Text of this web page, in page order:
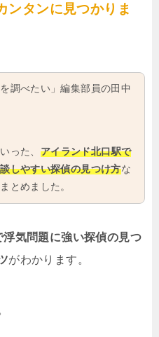
ンタンに見つかりま
調べたい」編集部員の田中
った、 アイランド北口駅で
しやすい探偵の見つけ方な
とめました。
気問題に強い探偵の見つ
がわかります。